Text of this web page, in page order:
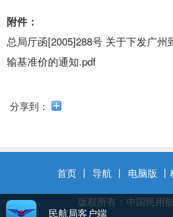
附件：
总局厅函[2005]288号 关于下发广州
输基准价的通知.pdf
分享到：
首页 丨 导航 丨 电脑版 丨
版权所有：中国民用
民航局客户端